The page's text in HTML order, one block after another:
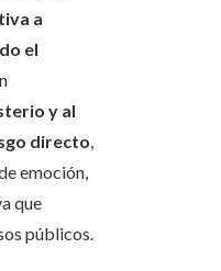
a
el
y al
directo,
emoción,
que
públicos.